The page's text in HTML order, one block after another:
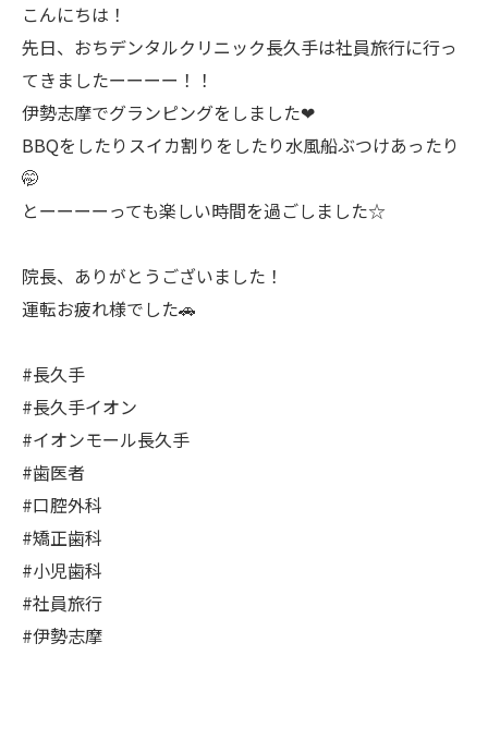
こんにちは！
先日、おちデンタルクリニック長久手は社員旅行に行っ
てきましたーーーー！！
伊勢志摩でグランピングをしました❤
BBQをしたりスイカ割りをしたり水風船ぶつけあったり
🤭
とーーーーっても楽しい時間を過ごしました☆
院長、ありがとうございました！
運転お疲れ様でした🚗
#長久手
#長久手イオン
#イオンモール長久手
#歯医者
#口腔外科
#矯正歯科
#小児歯科
#社員旅行
#伊勢志摩